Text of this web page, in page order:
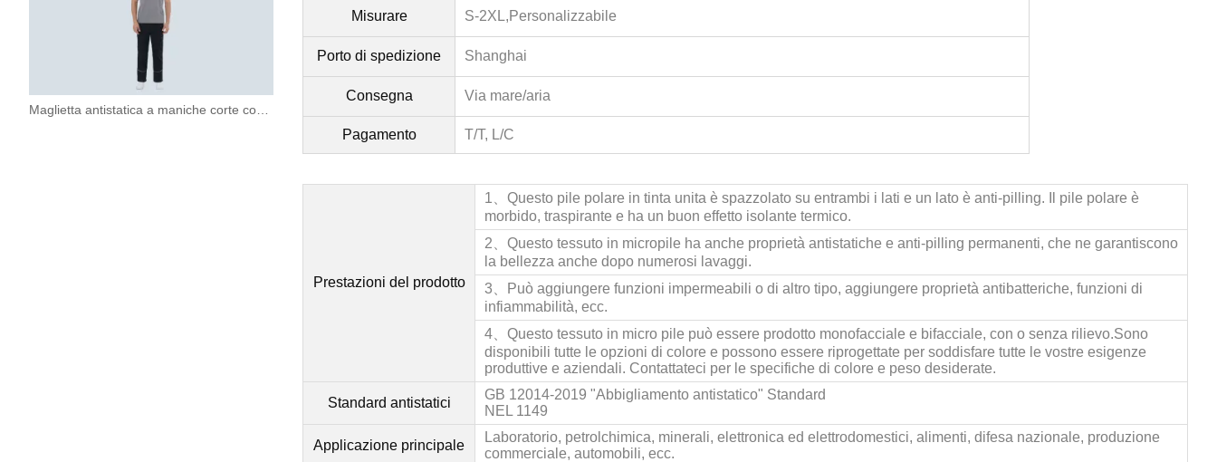
Misurare S-2XL, Personalizzabile
Porto di spedizione Shanghai
Consegna Via mare/aria
Pagamento T/T, L/C
Prestazioni del prodotto
1、 Questo pile polare in tinta unita è spazzolato su entrambi i lati e un lato è anti-pilling. Il pile polare è
morbido, traspirante e ha un buon effetto isolante termico.
2、 Questo tessuto in micropile ha anche proprietà antistatiche e anti-pilling permanenti, che ne garantiscono
la bellezza anche dopo numerosi lavaggi.
3、
Può aggiungere funzioni impermeabili o di altro tipo, aggiungere proprietà antibatteriche, funzioni di
infiammabilità, ecc.
4、 Questo tessuto in micro pile può essere prodotto monofacciale e bifacciale, con o senza rilievo.Sono
disponibili tutte le opzioni di colore e possono essere riprogettate per soddisfare tutte le vostre esigenze
produttive e aziendali. Contattateci per le specifiche di colore e peso desiderate.
Standard antistatici
GB 12014-2019 "Abbigliamento antistatico" Standard
NEL 1149
Applicazione principale
Laboratorio, petrolchimica, minerali, elettronica ed elettrodomestici, alimenti, difesa nazionale, produzione
commerciale, automobili, ecc.